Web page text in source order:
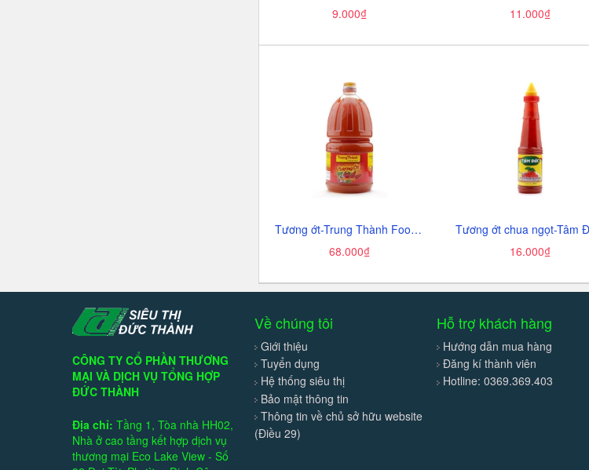
9.000₫
11.000₫
Tương ớt-Trung Thành Foods, can (2kg),
68.000₫
16.000₫
CÔNG TY CỔ PHẦN THƯƠNG
MẠI VÀ DỊCH VỤ TỔNG HỢP
ĐỨC THÀNH
Địa chỉ: Tầng 1, Tòa nhà HH02,
Nhà ở cao tầng kết hợp dịch vụ
thương mại Eco Lake View - Số
Về chúng tôi
Giới thiệu
Tuyển dụng
Hệ thống siêu thị
Bảo mật thông tin
Thông tin về chủ sở hữu website
(Điều 29)
Hỗ trợ khách hàng
Hướng dẫn mua hàng
Đăng kí thành viên
Hotline: 0369.369.403